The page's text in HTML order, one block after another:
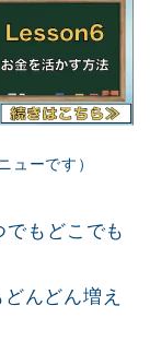
ューです）
もどこでも
んどん増え